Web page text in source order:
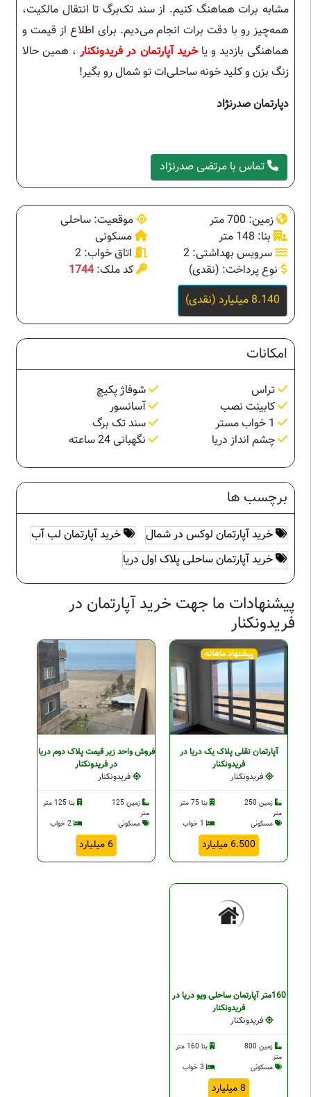
مشابه برات هماهنگ کنیم. از سند تک‌برگ تا انتقال مالکیت،
همه‌چیز رو با دقت برات انجام می‌دیم. برای اطلاع از قیمت و
هماهنگی بازدید و یاخرید آپارتمان در فریدونکنار، همین حالا
زنگ بزن و کلید خونه ساحلی‌ات تو شمال رو بگیر!
دپارتمان صدرنژاد
تماس با مرتضی صدرنژاد
زمین: 700 متر
موقعیت: ساحلی
بنا: 148 متر
مسکونی
سرویس بهداشتی: 2
اتاق خواب: 2
نوع پرداخت: (نقدی)
کد ملک:1744
8.140 میلیارد (نقدی)
امکانات
تراس
شوفاژ پکیچ
کابینت نصب
آسانسور
سند تک برگ
چشم انداز دریا
نگهبانی 24 ساعته
برچسب ها
خرید آپارتمان لوکس در شمال
خرید آپارتمان لب آب
خرید آپارتمان ساحلی پلاک اول دریا
پیشنهادات ما جهت خرید آپارتمان در
فریدونکنار
پیشنهاد ماهانه
آپارتمان نقلی پلاک یک دریا در
فریدونکنار
فریدونکنار
زمین 250
متر
بنا 75 متر
مسکونی
6.500 میلیارد
فروش واحد زیر قیمت پلاک دوم دریا
در فریدونکنار
فریدونکنار
زمین 125
متر
بنا 125 متر
مسکونی
2 خواب
6 میلیارد
160متر آپارتمان ساحلی ویو دریا در
فریدونکنار
فریدونکنار
زمین 800
متر
بنا 160 متر
مسکونی
8 میلیارد